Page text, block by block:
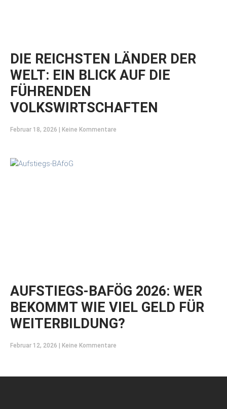
DIE REICHSTEN LÄNDER DER
WELT: EIN BLICK AUF DIE
FÜHRENDEN
VOLKSWIRTSCHAFTEN
Februar 18, 2026 Keine Kommentare
AUFSTIEGS-BAFÖG 2026: WER
BEKOMMT WIE VIEL GELD FÜR
WEITERBILDUNG?
Februar 12, 2026 Keine Kommentare